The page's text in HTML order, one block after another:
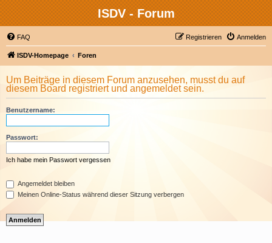
ISDV - Forum
FAQ Anmelden
Registrieren
ISDV-Homepage Foren
Um Beiträge in diesem Forum anzusehen, musst du auf
diesem Board registriert und angemeldet sein.
Benutzername:
Passwort:
Ich habe mein Passwort vergessen
Angemeldet bleiben
Meinen Online-Status während dieser Sitzung verbergen